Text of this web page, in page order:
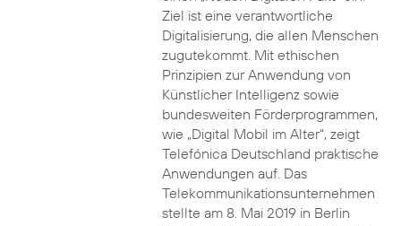
Ziel ist eine verantwortliche
Digitalisierung, die allen Menschen
zugutekommt. Mit ethischen
Prinzipien zur Anwendung von
Künstlicher Intelligenz sowie
bundesweiten Förderprogrammen,
wie „Digital Mobil im Alter“, zeigt
Telefónica Deutschland praktische
Anwendungen auf. Das
Telekommunikationsunternehmen
stellte am 8. Mai 2019 in Berlin